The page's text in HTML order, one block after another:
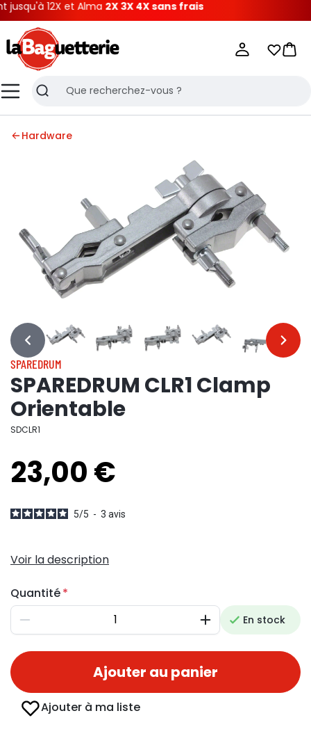
12X et Alma2X 3X 4X sans frais
MenuRecherche
Mes
Hardware
… …
SPAREDRUM
SPAREDRUM CLR1 Clamp
Orientable
SDCLR1
23,00 €
5/5 - 3 avis
Voir la description
Quantité
Diminuer AugmenterEn stock
Ajouter au panier
Ajouter à ma liste